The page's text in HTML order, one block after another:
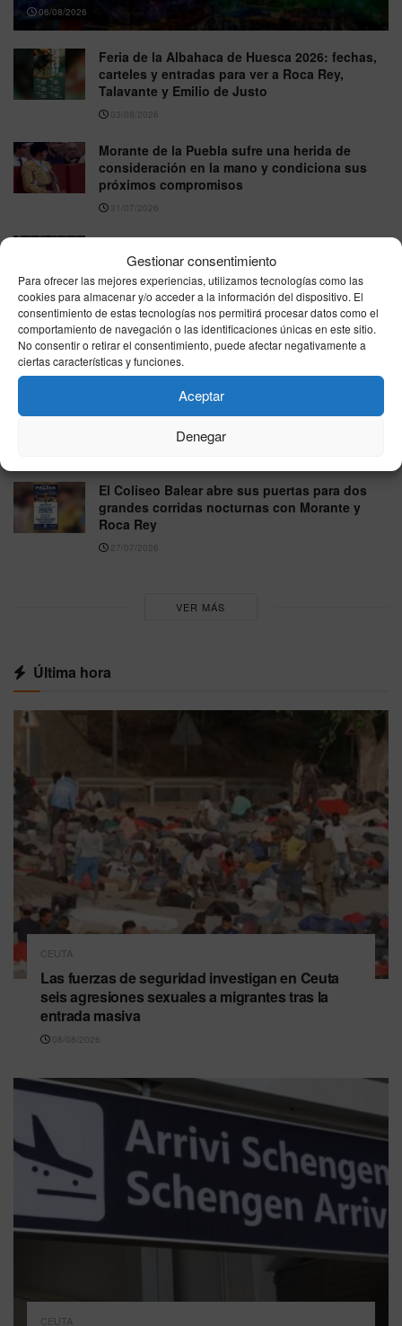
Gestionar consentimiento
Para ofrecer las mejores experiencias, utilizamos tecnologías como las
cookies para almacenar y/o acceder a la información del dispositivo. El
consentimiento de estas tecnologías nos permitirá procesar datos como el
comportamiento de navegación o las identificaciones únicas en este sitio.
No consentir o retirar el consentimiento, puede afectar negativamente a
ciertas características y funciones.
Aceptar
Denegar
06/08/2026
Feria de la Albahaca de Huesca 2026: fechas,
carteles y entradas para ver a Roca Rey,
Talavante y Emilio de Justo
03/08/2026
Morante de la Puebla sufre una herida de
consideración en la mano y condiciona sus
próximos compromisos
31/07/2026
toreros, horario y dónde verla gratis
30/07/2026
Los libros que inspiran a Rosalía y puedes leer
este verano: de Simone Weil a Ocean Vuong
29/07/2026
Morante, Roca Rey y David de Miranda lideran
una Feria de Colombinas marcada por el
regreso de Miura
El Coliseo Balear abre sus puertas para dos
grandes corridas nocturnas con Morante y
Roca Rey
27/07/2026
VER MÁS
Última hora
CEUTA
Las fuerzas de seguridad investigan en Ceuta
seis agresiones sexuales a migrantes tras la
entrada masiva
08/08/2026
CEUTA